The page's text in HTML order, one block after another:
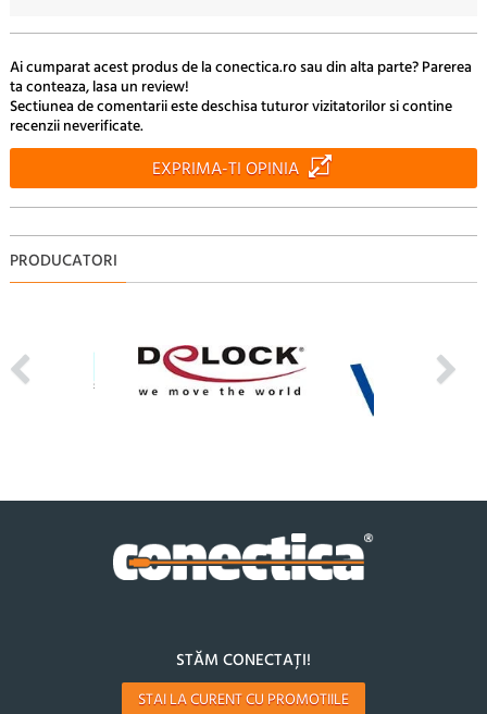
Ai cumparat acest produs de la conectica.ro sau din alta parte? Parerea
ta conteaza, lasa un review!
Sectiunea de comentarii este deschisa tuturor vizitatorilor si contine
recenzii neverificate.
EXPRIMA-TI OPINIA
PRODUCATORI
STĂM CONECTAȚI!
STAI LA CURENT CU PROMOTIILE